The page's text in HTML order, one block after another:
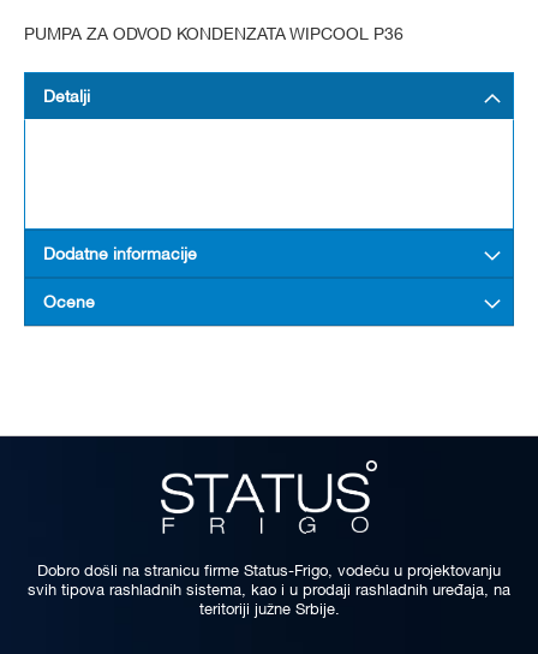
PUMPA ZA ODVOD KONDENZATA WIPCOOL P36
Detalji
Dodatne informacije
Ocene
Dobro došli na stranicu firme Status-Frigo, vodeću u projektovanju
svih tipova rashladnih sistema, kao i u prodaji rashladnih uređaja, na
teritoriji južne Srbije.